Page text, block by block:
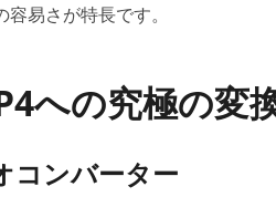
易さが特長です。
への究極の変
ンバーター